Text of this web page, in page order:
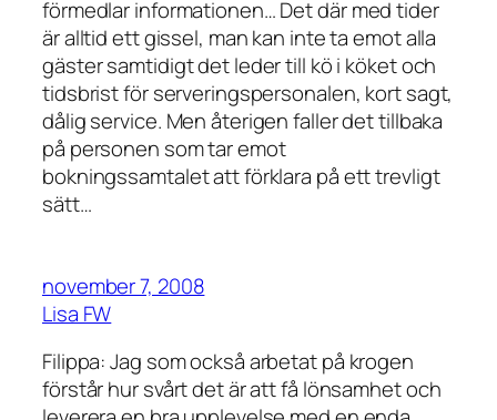
förmedlar informationen… Det där med tider
är alltid ett gissel, man kan inte ta emot alla
gäster samtidigt det leder till kö i köket och
tidsbrist för serveringspersonalen, kort sagt,
dålig service. Men återigen faller det tillbaka
på personen som tar emot
bokningssamtalet att förklara på ett trevligt
sätt…
november 7, 2008
Lisa FW
Filippa: Jag som också arbetat på krogen
förstår hur svårt det är att få lönsamhet och